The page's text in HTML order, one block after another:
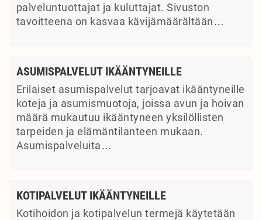
palveluntuottajat ja kuluttajat. Sivuston
tavoitteena on kasvaa kävijämäärältään…
ASUMISPALVELUT IKÄÄNTYNEILLE
Erilaiset asumispalvelut tarjoavat ikääntyneille
koteja ja asumismuotoja, joissa avun ja hoivan
määrä mukautuu ikääntyneen yksilöllisten
tarpeiden ja elämäntilanteen mukaan.
Asumispalveluita…
KOTIPALVELUT IKÄÄNTYNEILLE
Kotihoidon ja kotipalvelun termejä käytetään